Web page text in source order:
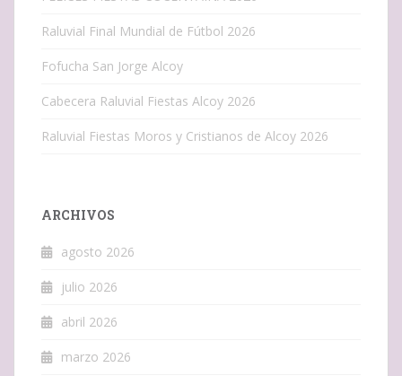
Raluvial Final Mundial de Fútbol 2026
Fofucha San Jorge Alcoy
Cabecera Raluvial Fiestas Alcoy 2026
Raluvial Fiestas Moros y Cristianos de Alcoy 2026
ARCHIVOS
agosto 2026
julio 2026
abril 2026
marzo 2026